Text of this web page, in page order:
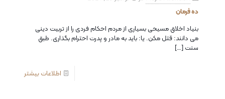
ده فرمان
بنیاد اخلاق مسیحی بسیاری از مردم احکام فردی را از تربیت دینی
می دانند: قتل مکن. یا: باید به مادر و پدرت احترام بگذاری. طبق
سنت[…]
اطلاعات بیشتر